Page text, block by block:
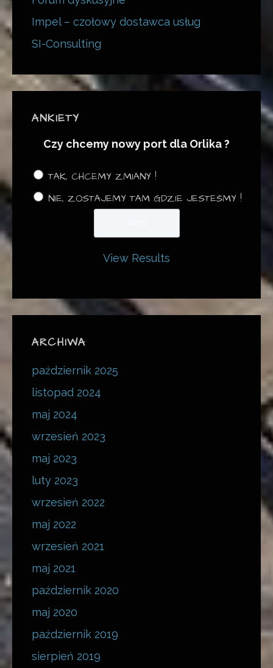
Impel – czołowy dostawca usług
SI-Consulting
ANKIETY
Czy chcemy nowy port dla Orlika ?
TAK, CHCEMY ZMIANY !
NIE, ZOSTAJEMY TAM GDZIE JESTEŚMY !
View Results
ARCHIWA
październik 2025
listopad 2024
maj 2024
wrzesień 2023
maj 2023
luty 2023
wrzesień 2022
maj 2022
wrzesień 2021
maj 2021
październik 2020
maj 2020
październik 2019
sierpień 2019